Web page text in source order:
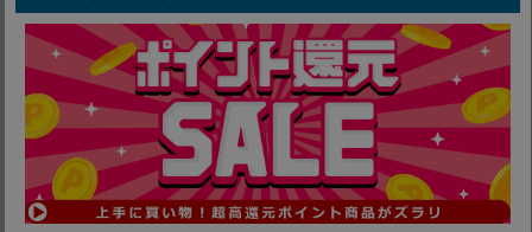
セール情報 まずはコチラのお得なコーナーへ♪